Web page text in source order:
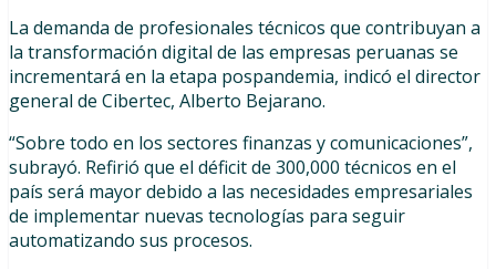
La demanda de profesionales técnicos que contribuyan a
la transformación digital de las empresas peruanas se
incrementará en la etapa pospandemia, indicó el director
general de Cibertec, Alberto Bejarano.
“Sobre todo en los sectores finanzas y comunicaciones”,
subrayó. Refirió que el déficit de 300,000 técnicos en el
país será mayor debido a las necesidades empresariales
de implementar nuevas tecnologías para seguir
automatizando sus procesos.